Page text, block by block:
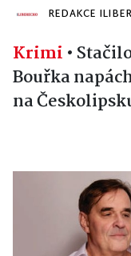
REDAKCE
Krimi •
Bouřka
na